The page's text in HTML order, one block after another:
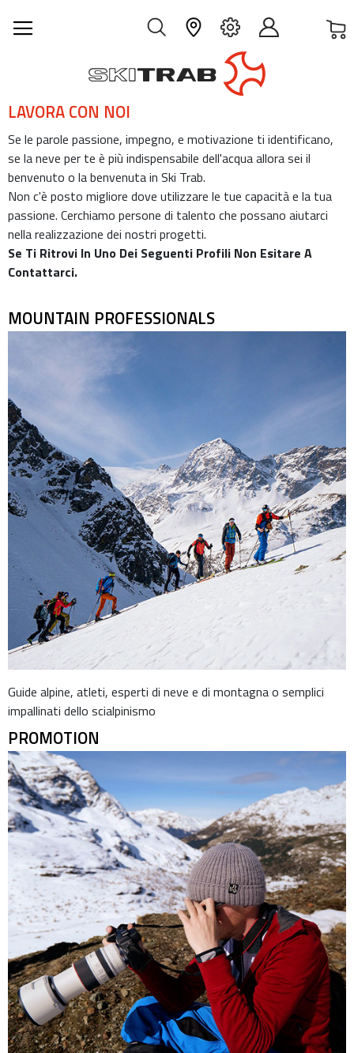
LAVORA CON NOI
Se le parole passione, impegno, e motivazione ti identificano,
se la neve per te è più indispensabile dell'acqua allora sei il
benvenuto o la benvenuta in Ski Trab.
Non c'è posto migliore dove utilizzare le tue capacità e la tua
passione. Cerchiamo persone di talento che possano aiutarci
nella realizzazione dei nostri progetti.
Se Ti Ritrovi In Uno Dei Seguenti Profili Non Esitare A
Contattarci.
MOUNTAIN PROFESSIONALS
Guide alpine, atleti, esperti di neve e di montagna o semplici
impallinati dello scialpinismo
PROMOTION